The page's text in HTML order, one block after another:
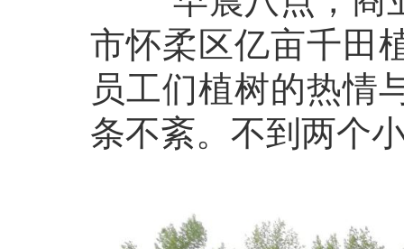
市怀柔区亿亩千田
员工们植树的热情
条不紊。不到两个